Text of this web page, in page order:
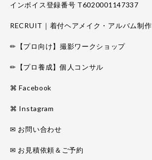
インボイス登録番号 T6020001147337
RECRUIT｜着付ヘアメイク・アルバム制作
✏【プロ向け】撮影ワークショップ
✏【プロ養成】個人コンサル
⌘ Facebook
⌘ Instagram
✉ お問い合わせ
✉ お見積依頼＆ご予約